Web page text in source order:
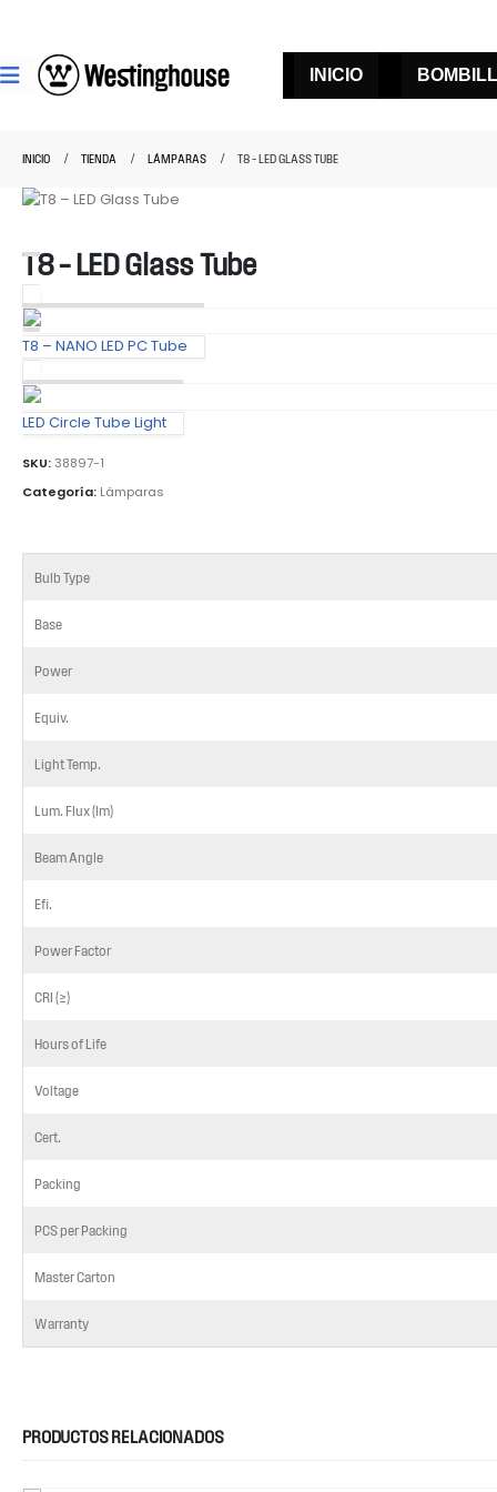
INICIO
INICIO TIENDA LÁMPARAS T8 – LED GLASS TUBE
T8 – LED Glass Tube
T8 – NANO LED PC Tube
LED Circle Tube Light
SKU:38897-1
Categoría: Lámparas
Bulb Type
Base
Power
Equiv.
Light Temp.
Lum. Flux (lm)
Beam Angle
Efi.
Power Factor
CRI (≥)
Hours of Life
Voltage
Cert.
Packing
PCS per Packing
Master Carton
Warranty
PRODUCTOS RELACIONADOS